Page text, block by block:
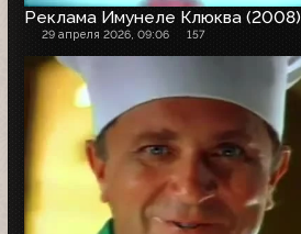
Реклама Имунеле Клюква (2008)
29 апреля 2026, 09:06 157